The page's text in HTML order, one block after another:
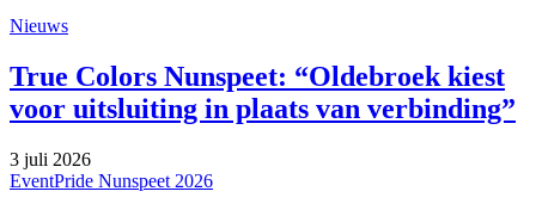
Nieuws
True Colors Nunspeet: “Oldebroek kiest
voor uitsluiting in plaats van verbinding”
3 juli 2026
EventPride Nunspeet 2026